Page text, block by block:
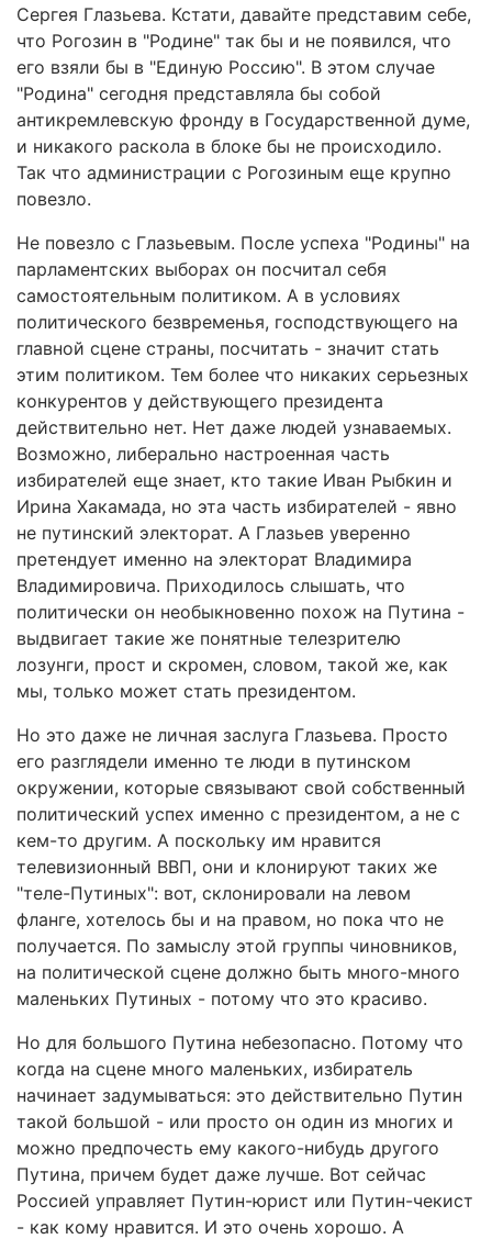
Сергея Глазьева. Кстати, давайте представим себе,
что Рогозин в "Родине" так бы и не появился, что
его взяли бы в "Единую Россию". В этом случае
"Родина" сегодня представляла бы собой
антикремлевскую фронду в Государственной думе,
и никакого раскола в блоке бы не происходило.
Так что администрации с Рогозиным еще крупно
повезло.
Не повезло с Глазьевым. После успеха "Родины" на
парламентских выборах он посчитал себя
самостоятельным политиком. А в условиях
политического безвременья, господствующего на
главной сцене страны, посчитать - значит стать
этим политиком. Тем более что никаких серьезных
конкурентов у действующего президента
действительно нет. Нет даже людей узнаваемых.
Возможно, либерально настроенная часть
избирателей еще знает, кто такие Иван Рыбкин и
Ирина Хакамада, но эта часть избирателей - явно
не путинский электорат. А Глазьев уверенно
претендует именно на электорат Владимира
Владимировича. Приходилось слышать, что
политически он необыкновенно похож на Путина -
выдвигает такие же понятные телезрителю
лозунги, прост и скромен, словом, такой же, как
мы, только может стать президентом.
Но это даже не личная заслуга Глазьева. Просто
его разглядели именно те люди в путинском
окружении, которые связывают свой собственный
политический успех именно с президентом, а не с
кем-то другим. А поскольку им нравится
телевизионный ВВП, они и клонируют таких же
"теле-Путиных": вот, склонировали на левом
фланге, хотелось бы и на правом, но пока что не
получается. По замыслу этой группы чиновников,
на политической сцене должно быть много-много
маленьких Путиных - потому что это красиво.
Но для большого Путина небезопасно. Потому что
когда на сцене много маленьких, избиратель
начинает задумываться: это действительно Путин
такой большой - или просто он один из многих и
можно предпочесть ему какого-нибудь другого
Путина, причем будет даже лучше. Вот сейчас
Россией управляет Путин-юрист или Путин-чекист
- как кому нравится. И это очень хорошо. А